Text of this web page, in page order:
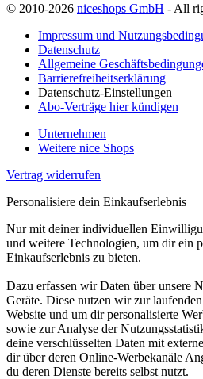
© 2010-2026 niceshops GmbH - All
Impressum und
Datenschutz
Allgemeine
Barrierefreiheitserklärung
Datenschutz-Einstellungen
Abo-Verträge hier kündigen
Unternehmen
Weitere nice Shops
Vertrag widerrufen
Personalisiere dein Einkaufserlebnis
Nur mit deiner individuellen
und weitere Technologien, um dir ein
Einkaufserlebnis zu bieten.
Dazu erfassen wir Daten über unsere
Geräte. Diese nutzen wir zur
Website und um dir personalisierte
sowie zur Analyse der
deine verschlüsselten Daten mit
dir über deren Online-Werbekanäle
du deren Dienste bereits selbst nutzt.